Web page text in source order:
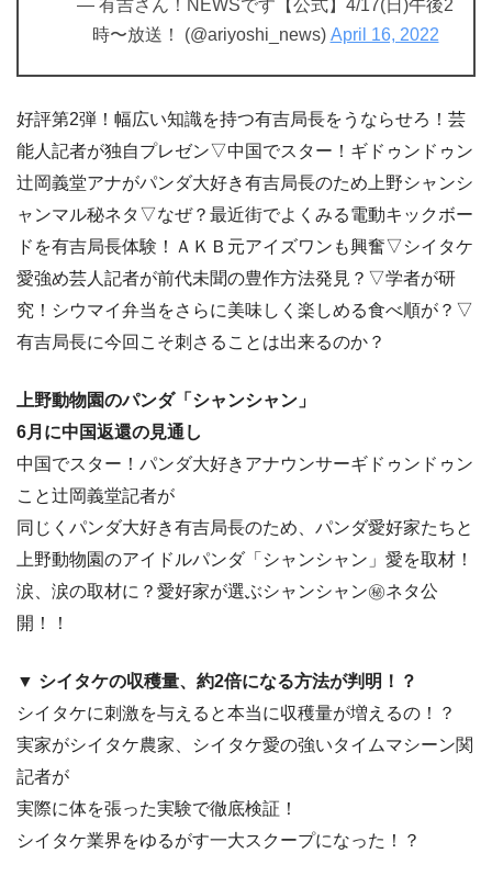
— 有吉さん！NEWSです【公式】4/17(日)午後2
時〜放送！ (@ariyoshi_news) April 16, 2022
好評第2弾！幅広い知識を持つ有吉局長をうならせろ！芸
能人記者が独自プレゼン▽中国でスター！ギドゥンドゥン
辻岡義堂アナがパンダ大好き有吉局長のため上野シャンシ
ャンマル秘ネタ▽なぜ？最近街でよくみる電動キックボー
ドを有吉局長体験！ＡＫＢ元アイズワンも興奮▽シイタケ
愛強め芸人記者が前代未聞の豊作方法発見？▽学者が研
究！シウマイ弁当をさらに美味しく楽しめる食べ順が？▽
有吉局長に今回こそ刺さることは出来るのか？
上野動物園のパンダ「シャンシャン」
6月に中国返還の見通し
中国でスター！パンダ大好きアナウンサーギドゥンドゥン
こと辻岡義堂記者が
同じくパンダ大好き有吉局長のため、パンダ愛好家たちと
上野動物園のアイドルパンダ「シャンシャン」愛を取材！
涙、涙の取材に？愛好家が選ぶシャンシャン㊙ネタ公
開！！
▼ シイタケの収穫量、約2倍になる方法が判明！？
シイタケに刺激を与えると本当に収穫量が増えるの！？
実家がシイタケ農家、シイタケ愛の強いタイムマシーン関
記者が
実際に体を張った実験で徹底検証！
シイタケ業界をゆるがす一大スクープになった！？